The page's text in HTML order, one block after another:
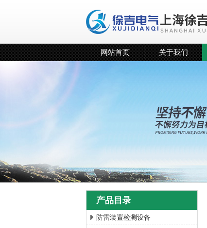
网站首页 关于我们
产品目录
防雷装置检测设备